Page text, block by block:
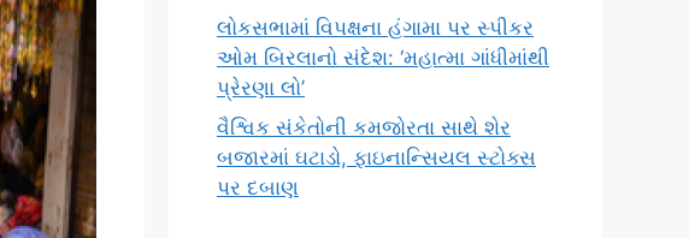
લોકસભામાં વિપક્ષના હંગામા પર સ્પીકર
ઓમ બિરલાનો સંદેશ: ‘મહાત્મા ગાંધીમાંથી
પ્રેરણા લો’
વૈશ્વિક સંકેતોની કમજોરતા સાથે શેર
બજારમાં ઘટાડો, ફાઇનાન્સિયલ સ્ટોક્સ
પર દબાણ